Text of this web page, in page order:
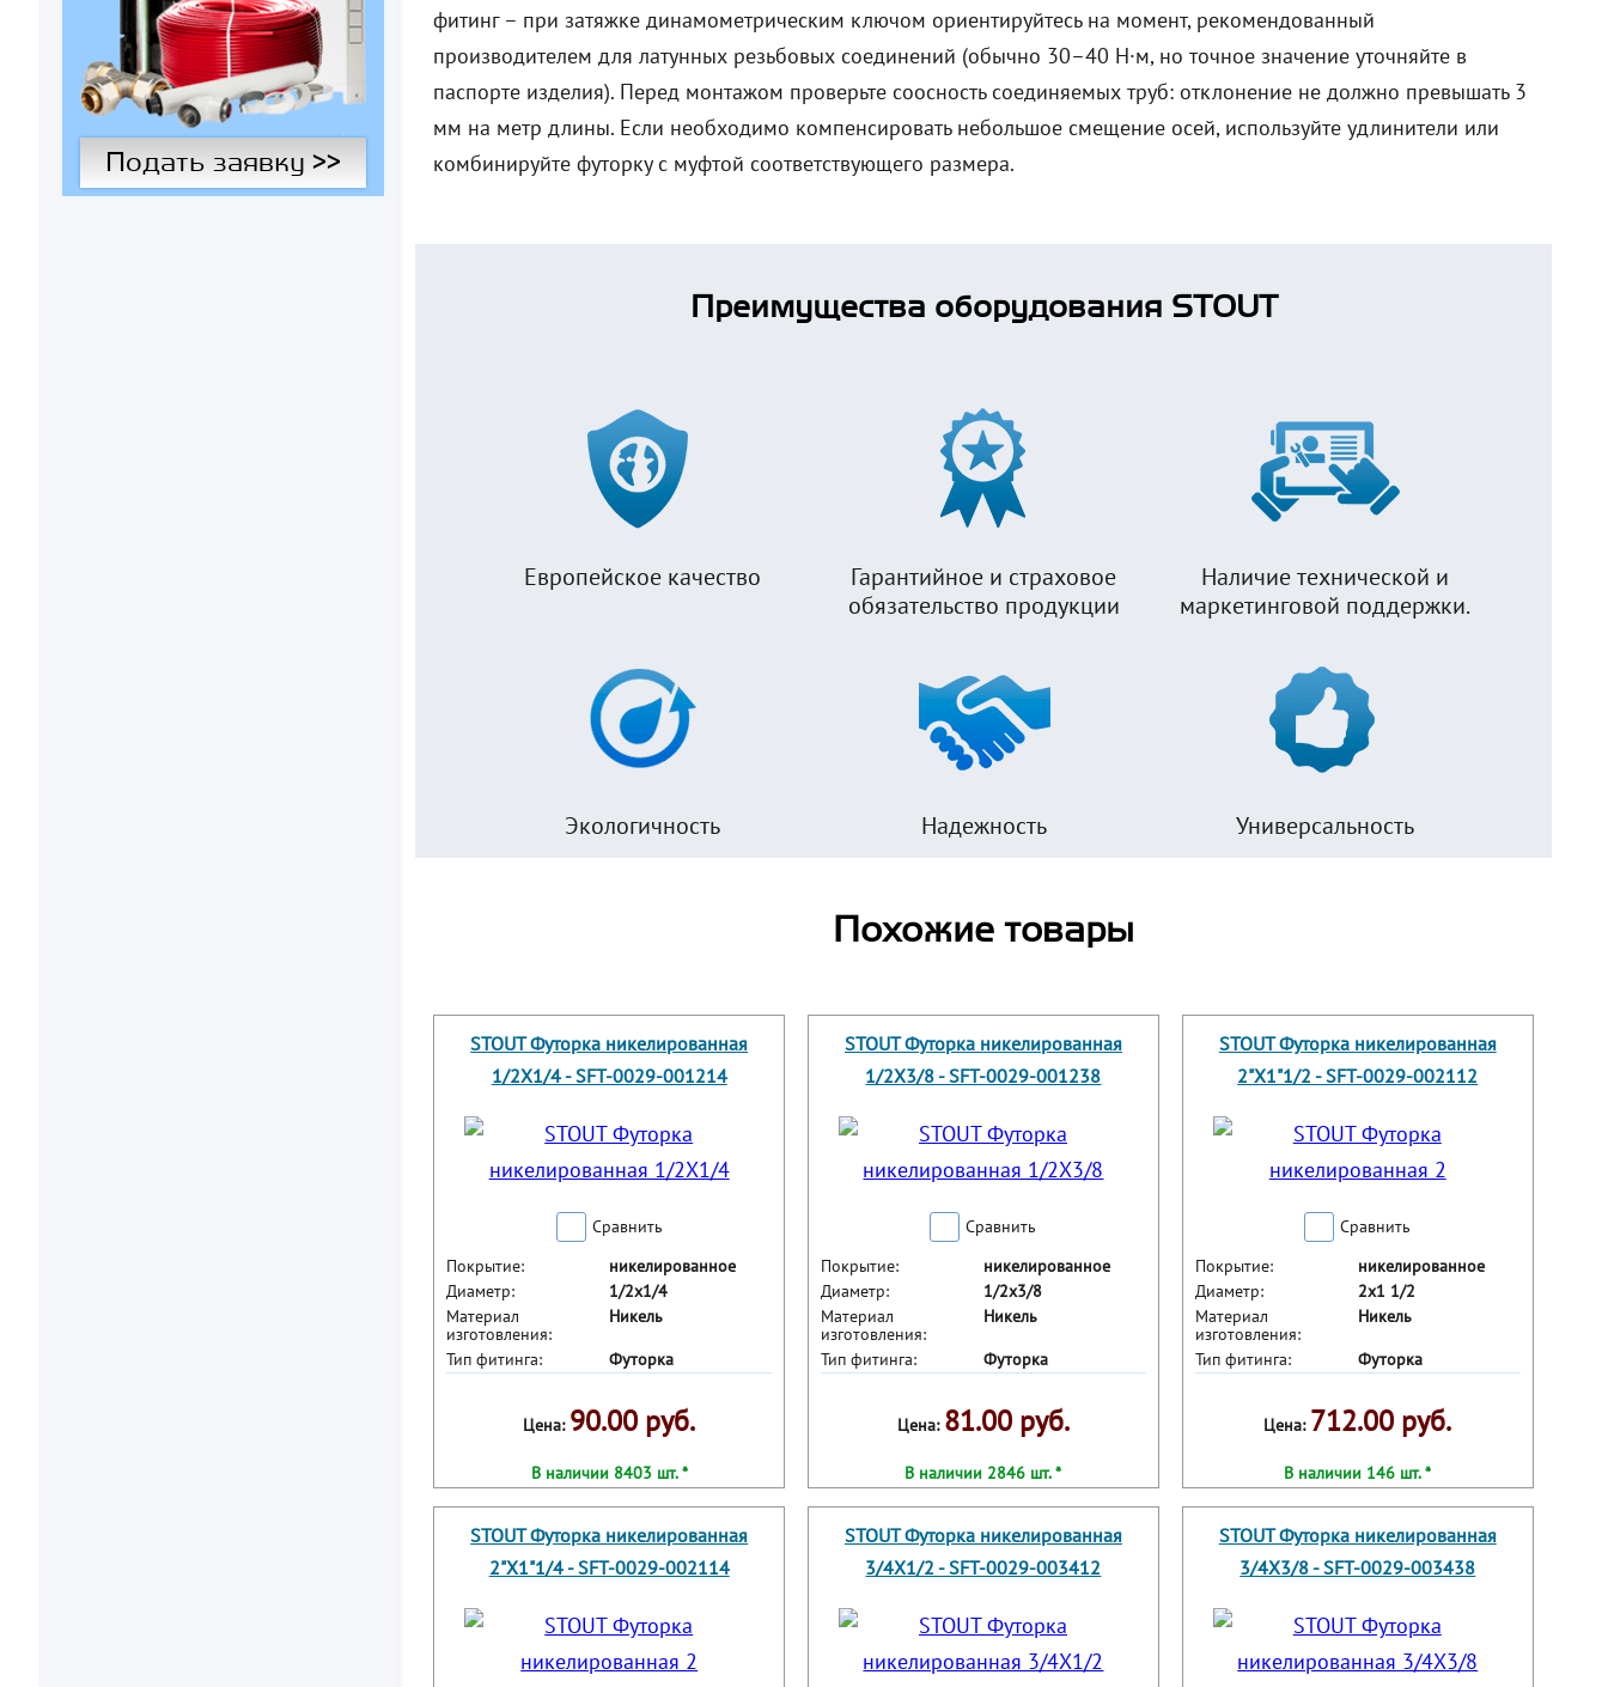
Подать заявку >>
фитинг – при затяжке динамометрическим ключом ориентируйтесь на момент, рекомендованный
производителем для латунных резьбовых соединений (обычно 30–40 Н·м, но точное значение уточняйте в
паспорте изделия). Перед монтажом проверьте соосность соединяемых труб: отклонение не должно превышать 3
мм на метр длины. Если необходимо компенсировать небольшое смещение осей, используйте удлинители или
комбинируйте футорку с муфтой соответствующего размера.
Преимущества оборудования STOUT
Европейское качество
Гарантийное и страховое
обязательство продукции
Наличие технической и
маркетинговой поддержки.
Экологичность Надежность Универсальность
Похожие товары
STOUT Футорка никелированная
1/2X1/4 - SFT-0029-001214
Сравнить
Покрытие:
никелированное
Диаметр:
1/2x1/4
Материал
изготовления:
Никель
Тип фитинга:
Футорка
Цена: 90.00 руб.
В наличии 8403 шт. *
STOUT Футорка никелированная
1/2X3/8 - SFT-0029-001238
Сравнить
Покрытие:
никелированное
Диаметр:
1/2x3/8
Материал
изготовления:
Никель
Тип фитинга:
Футорка
Цена: 81.00 руб.
В наличии 2846 шт. *
STOUT Футорка никелированная
2"X1"1/2 - SFT-0029-002112
Сравнить
Покрытие:
никелированное
Диаметр:
2x1 1/2
Материал
изготовления:
Никель
Тип фитинга:
Футорка
Цена: 712.00 руб.
В наличии 146 шт. *
STOUT Футорка никелированная
2"X1"1/4 - SFT-0029-002114
STOUT Футорка никелированная
3/4X1/2 - SFT-0029-003412
STOUT Футорка никелированная
3/4X3/8 - SFT-0029-003438